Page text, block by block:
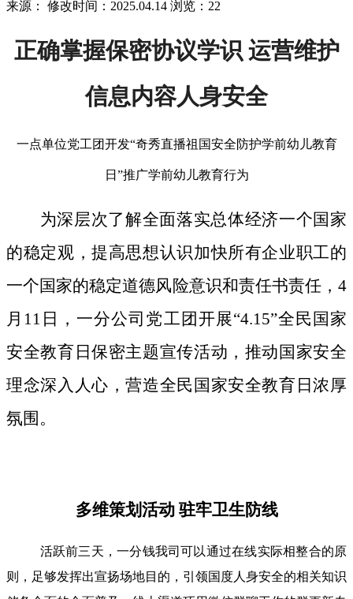
来源： 修改时间：2025.04.14 浏览：22
正确掌握保密协议学识 运营维护
信息内容人身安全
一点单位党工团开发“奇秀直播祖国安全防护学前幼儿教育
日”推广学前幼儿教育行为
为深层次了解全面落实总体经济一个国家
的稳定观，提高思想认识加快所有企业职工的
一个国家的稳定道德风险意识和责任书责任，4
月11日，一分公司党工团开展“4.15”全民国家
安全教育日保密主题宣传活动，推动国家安全
理念深入人心，营造全民国家安全教育日浓厚
氛围。
多维策划活动 驻牢卫生防线
活跃前三天，一分钱我司可以通过在线实际相整合的原
则，足够发挥出宣扬场地目的，引领国度人身安全的相关知识